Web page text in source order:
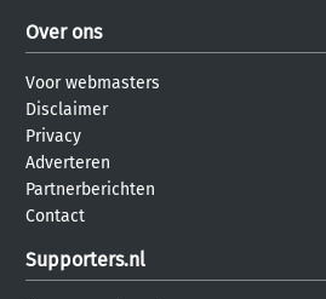
Over ons
Voor webmasters
Disclaimer
Privacy
Adverteren
Partnerberichten
Contact
Supporters.nl